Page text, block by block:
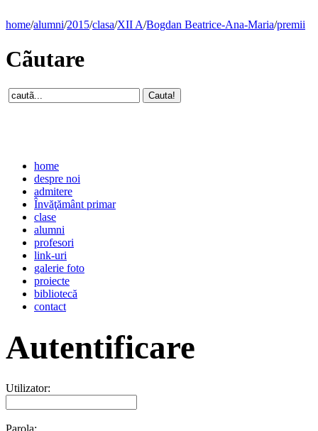
home/alumni/2015/clasa/XII A/Bogdan Beatrice-Ana-Maria/premii
Cãutare
home
despre noi
admitere
Învăţământ primar
clase
alumni
profesori
link-uri
galerie foto
proiecte
bibliotecă
contact
Autentificare
Utilizator:
Parola: